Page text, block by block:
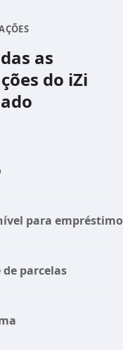
as
do iZi
para empréstimo
parcelas